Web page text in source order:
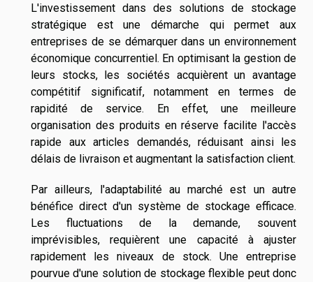
L'investissement dans des solutions de stockage
stratégique est une démarche qui permet aux
entreprises de se démarquer dans un environnement
économique concurrentiel. En optimisant la gestion de
leurs stocks, les sociétés acquièrent un avantage
compétitif significatif, notamment en termes de
rapidité de service. En effet, une meilleure
organisation des produits en réserve facilite l'accès
rapide aux articles demandés, réduisant ainsi les
délais de livraison et augmentant la satisfaction client.
Par ailleurs, l'adaptabilité au marché est un autre
bénéfice direct d'un système de stockage efficace.
Les fluctuations de la demande, souvent
imprévisibles, requièrent une capacité à ajuster
rapidement les niveaux de stock. Une entreprise
pourvue d'une solution de stockage flexible peut donc